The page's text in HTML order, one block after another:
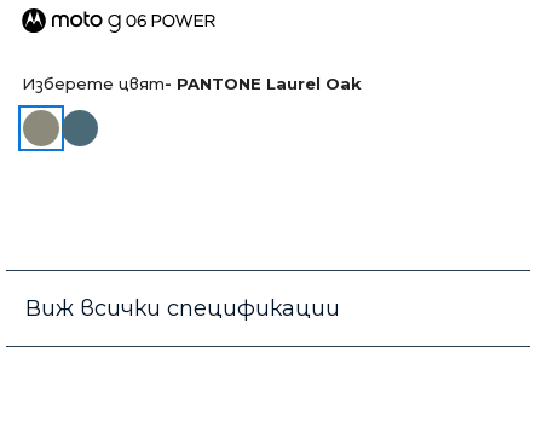
Изберете цвят- PANTONE Laurel Oak
Виж всички спецификации